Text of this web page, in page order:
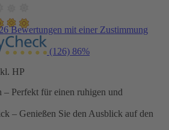
Bewertungen mit einer Zustimmung
(126) 86%
HP
– Perfekt für einen ruhigen und
– Genießen Sie den Ausblick auf den